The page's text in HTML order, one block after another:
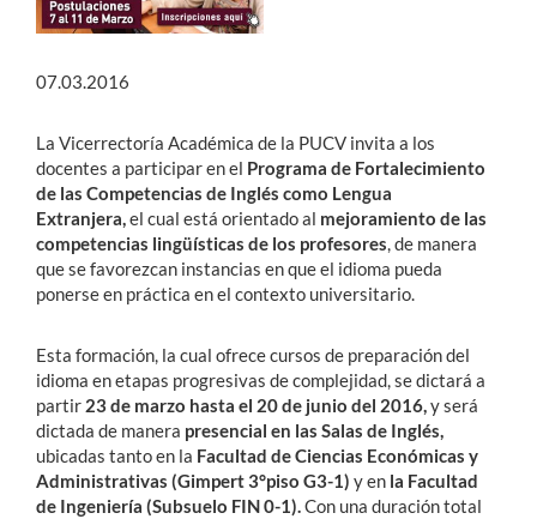
07.03.2016
La Vicerrectoría Académica de la PUCV invita a los
docentes a participar en el Programa de Fortalecimiento
de las Competencias de Inglés como Lengua
Extranjera,el cual está orientado al mejoramiento de las
competencias lingüísticas de los profesores, de manera
que se favorezcan instancias en que el idioma pueda
ponerse en práctica en el contexto universitario.
Esta formación, la cual ofrece cursos de preparación del
idioma en etapas progresivas de complejidad, se dictará a
partir 23 de marzo hasta el 20 de junio del 2016,y será
dictada de manera presencial en las Salas de Inglés,
ubicadas tanto en la Facultad de Ciencias Económicas y
Administrativas (Gimpert 3°piso G3-1) y en la Facultad
de Ingeniería (Subsuelo FIN 0-1).Con una duración total